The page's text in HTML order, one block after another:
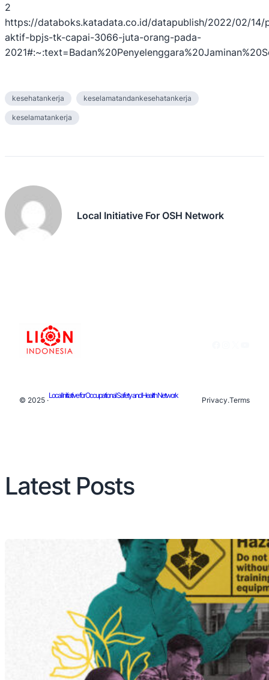
2
https://databoks.katadata.co.id/datapublish/2022/02/14/
aktif-bpjs-tk-capai-3066-juta-orang-pada-
kesehatankerja keselamatandankesehatankerja
keselamatankerja
Local Initiative For OSH Network
© 2025 ·
Local Initiative for Occupational Safety and Health Network
Privacy.Terms
Latest Posts